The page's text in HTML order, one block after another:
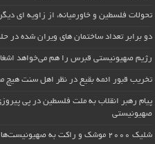
تحولات فلسطین و خاورمیانه، از زاویه
دو برابر تعداد ساختمان های ویران شده در
رژیم صهیونیستی قبرس را هم می‌خواهد
تخریب قبور ائمه بقیع در نظر اهل سنت هیچ
پیام رهبر انقلاب به ملت فلسطین در پی
صهیونیستی
شلیک ۲۰۰۰ موشک و راکت به صهیونیست‌ها